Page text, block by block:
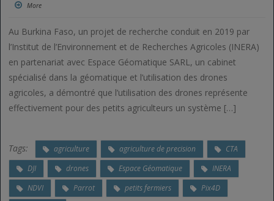
More
Au Burkina Faso, un projet de recherche conduit en 2019 par
l’Institut de l’Environnement et de Recherches Agricoles (INERA)
en partenariat avec Espace Géomatique SARL, un cabinet
spécialisé dans la géomatique et l’utilisation des drones
agricoles, a démontré que l’utilisation des drones représente
effectivement pour des petits agriculteurs un système […]
Tags: agriculture agriculture de precision
CTA
DJI
drones Espace Géomatique
INERA
NDVI
Parrot petits fermiers
Pix4D